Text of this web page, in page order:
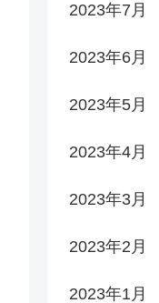
2023年7月
2023年6月
2023年5月
2023年4月
2023年3月
2023年2月
2023年1月